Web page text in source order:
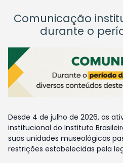
Comunicação
durante o
Desde 4 de julho de 2026, as
institucional do Instituto
suas unidades museológicas
restrições estabelecidas pela